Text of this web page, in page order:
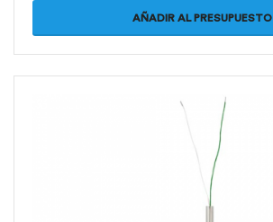
AÑADIR AL PRESUPUESTO